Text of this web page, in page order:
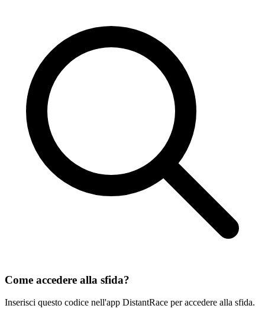
Come accedere alla sfida?
Inserisci questo codice nell'app DistantRace per accedere alla sfida.